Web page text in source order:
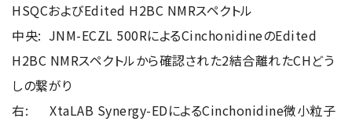
HSQCおよびEdited H2BC NMRスペクトル
中央: JNM-ECZL 500RによるCinchonidineのEdited
H2BC NMRスペクトルから確認された2結合離れたCHどう
しの繋がり
右: XtaLAB Synergy-EDによるCinchonidine微小粒子